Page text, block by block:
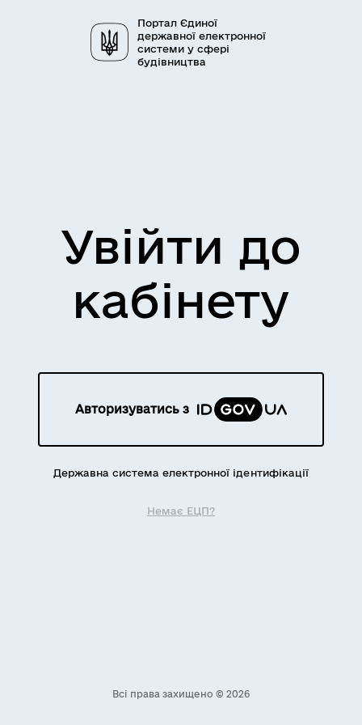
Портал Єдиної
державної електронної
системи у сфері
будівництва
Увійти до
кабінету
Авторизуватись з
Державна система електронної ідентифікації
Немає ЕЦП?
Всі права захищено © 2026